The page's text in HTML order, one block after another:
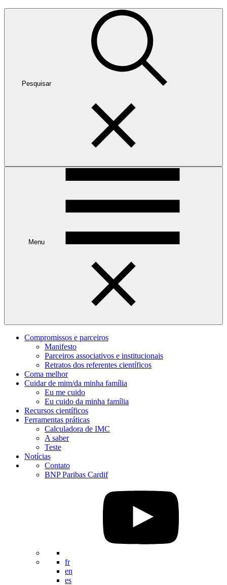
Pesquisar
Menu
Compromissos e parceiros
Manifesto
Parceiros associativos e institucionais
Retratos dos referentes científicos
Coma melhor
Cuidar de mim/da minha família
Eu me cuido
Eu cuido da minha família
Recursos científicos
Ferramentas práticas
Calculadora de IMC
A saber
Teste
Notícias
Contato
BNP Paribas Cardif
fr
en
es